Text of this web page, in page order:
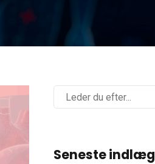
Seneste indlæg